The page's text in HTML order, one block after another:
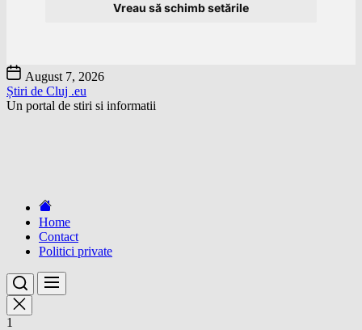
Vreau să schimb setările
Skip
to
the
content
August 7, 2026
Știri de Cluj .eu
Un portal de stiri si informatii
Home
Contact
Politici private
1